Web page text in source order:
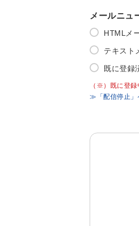
メールニュ
HTMLメ
テキスト
既に登録
（※）既に登
≫「配信停止」